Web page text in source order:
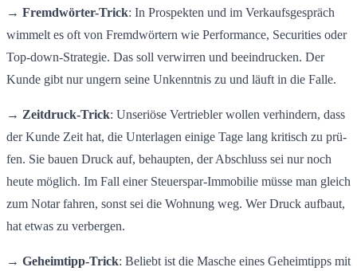
→ Fremd­wör­ter-Trick: In Pro­spek­ten und im Ver­kaufs­ge­spräch
wim­melt es oft von Fremd­wör­tern wie Per­for­mance, Se­cu­ri­ties oder
Top-down-Stra­te­gie. Das soll ver­wir­ren und be­ein­dru­cken. Der
Kunde gibt nur un­gern seine Un­kennt­nis zu und läuft in die Falle.
→ Zeit­druck-Trick: Un­se­riö­se Ver­trieb­ler wol­len ver­hin­dern, dass
der Kunde Zeit hat, die Un­ter­la­gen ei­ni­ge Tage lang kri­tisch zu prü­
fen. Sie bauen Druck auf, be­haup­ten, der Ab­schluss sei nur noch
heute mög­lich. Im Fall einer Steu­er­spar-Im­mo­bi­lie müsse man gleich
zum Notar fah­ren, sonst sei die Woh­nung weg. Wer Druck auf­baut,
hat etwas zu ver­ber­gen.
→ Ge­heim­tipp-Trick: Be­liebt ist die Ma­sche eines Ge­heim­tipps mit